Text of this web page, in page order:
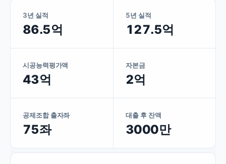
3년 실적
86.5억
5년 실적
127.5억
시공능력평가액
43억
자본금
2억
공제조합 출자좌
75좌
대출 후 잔액
3000만